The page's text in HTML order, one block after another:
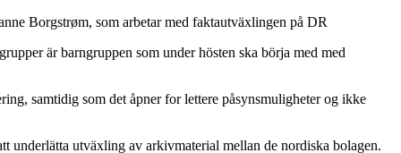
Borgstrøm, som arbetar med faktautväxlingen på DR
är barngruppen som under hösten ska börja med med
samtidig som det åpner for lettere påsynsmuligheter og ikke
underlätta utväxling av arkivmaterial mellan de nordiska bolagen.